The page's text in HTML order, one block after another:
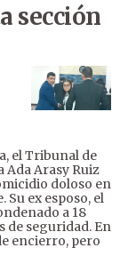
sección
el Tribunal de
Ada Arasy Ruiz
doloso en
Su ex esposo, el
a 18
de seguridad. En
encierro, pero